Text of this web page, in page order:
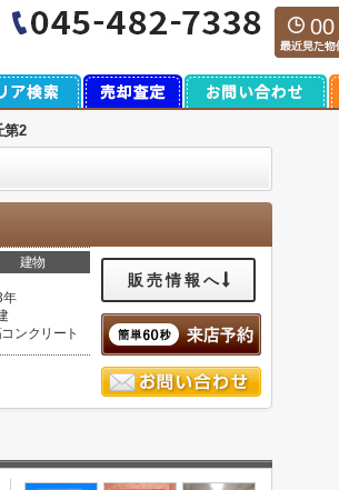
00
第2
建物
年
ンクリート
販売情報へ